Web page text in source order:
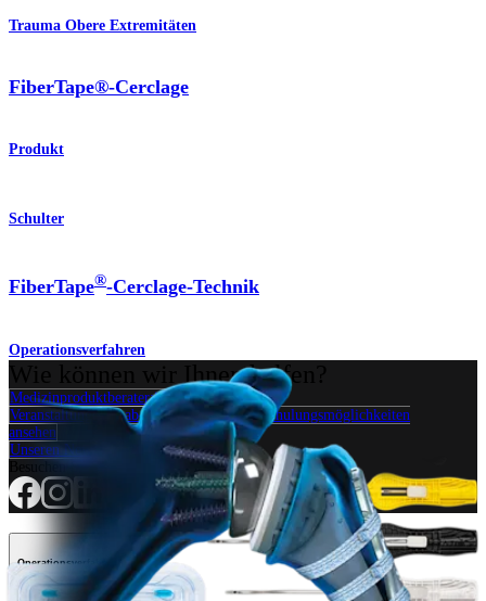
Trauma Obere Extremitäten
FiberTape®-Cerclage
Produkt
Schulter
FiberTape®-Cerclage-Technik
Operationsverfahren
Wie können wir Ihnen helfen?
Medizinproduktberater:in kontaktieren
Veranstaltungen, Lab-Vorführungen und Schulungsmöglichkeiten
ansehen
Unseren Newsletter abonnieren
Besuchen Sie uns
Operationsverfahren